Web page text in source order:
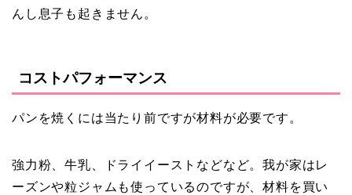
んし息子も起きません。
コストパフォーマンス
パンを焼くには当たり前ですが材料が必要です。
強力粉、牛乳、ドライイーストなどなど。我が家はレ
ーズンや粒ジャムも使っているのですが、材料を買い